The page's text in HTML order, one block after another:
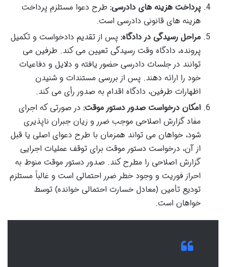
پرداخت هزینه های دادرسی: طرح دعوا مستلزم پرداخت
هزینه های قانونی دادرسی است.
مراحل رسیدگی در دادگاه: پس از تقدیم دادخواست و تکمیل
پرونده، دادگاه وقت رسیدگی تعیین می کند. طرفین می
توانند در جلسات دادرسی حضور یافته و دلایل و دفاعیات
خود را ارائه دهند. پس از بررسی مستندات و شنیدن
اظهارات طرفین، دادگاه اقدام به صدور رأی می کند.
امکان درخواست صدور دستور موقت: در صورتی که اجرای
مفاد گزارش اصلاحی موجب ضرر و زیان جبران ناپذیری
شود، خواهان می تواند همزمان با طرح دعوای اصلی یا قبل
از آن، درخواست دستور موقت برای توقف عملیات اجرایی
گزارش اصلاحی را مطرح کند. صدور دستور موقت منوط به
احراز فوریت و وجود خطر ضرر احتمالی است و غالباً مستلزم
تودیع تأمین (معادل خسارت احتمالی خوانده) توسط
خواهان است.